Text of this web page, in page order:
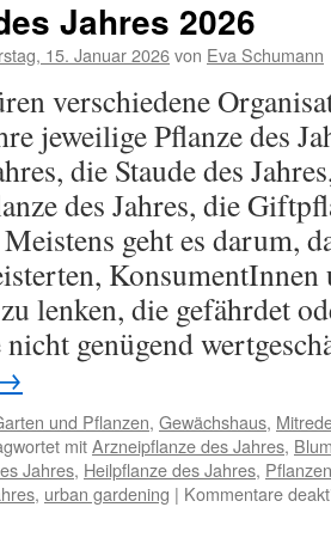
Jahres 2026
15. Januar 2026von Eva Schumann
verschiedene
jeweilige Pflanze des
die Staude des
des Jahres, die
geht es darum,
lenken, die gefährdet
genügend
und Pflanzen, Gewächshaus,
mitArzneipflanze des Jahres,
Jahres, Heilpflanze des Jahres,
, urban gardening | Kommentare